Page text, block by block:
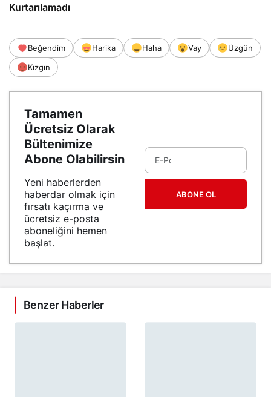
Kurtarılamadı
Beğendim Harika Haha Vay
Üzgün
Kızgın
Tamamen
Ücretsiz Olarak
Bültenimize
Abone Olabilirsin
Yeni haberlerden
haberdar olmak için
fırsatı kaçırma ve
ücretsiz e-posta
aboneliğini hemen
başlat.
ABONE OL
Benzer Haberler